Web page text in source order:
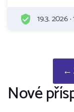
19.3. 2026
←
Nové